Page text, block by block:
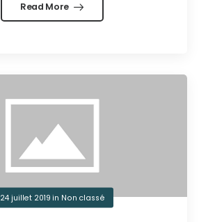
Read More
24 juillet 2019 in Non classé